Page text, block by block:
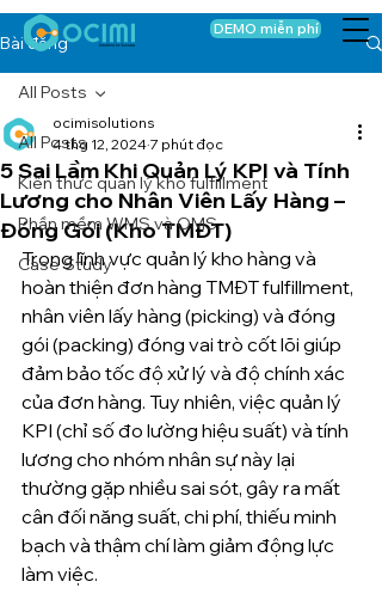
DEMO miễn phí
Bài đăng
All Posts
Kiến thức quản lý kho fulfillment
Phần mềm WMS và OMS
Case Study
All Posts
5 Sai Lầm Khi Quản Lý KPI và Tính
Lương cho Nhân Viên Lấy Hàng –
Đóng Gói (Kho TMĐT)
ocimisolutions
4 thg 12, 2024 7 phút đọc
Trong lĩnh vực quản lý kho hàng và
hoàn thiện đơn hàng TMĐT fulfillment,
nhân viên lấy hàng (picking) và đóng
gói (packing) đóng vai trò cốt lõi giúp
đảm bảo tốc độ xử lý và độ chính xác
của đơn hàng. Tuy nhiên, việc quản lý
KPI (chỉ số đo lường hiệu suất) và tính
lương cho nhóm nhân sự này lại
thường gặp nhiều sai sót, gây ra mất
cân đối năng suất, chi phí, thiếu minh
bạch và thậm chí làm giảm động lực
làm việc.